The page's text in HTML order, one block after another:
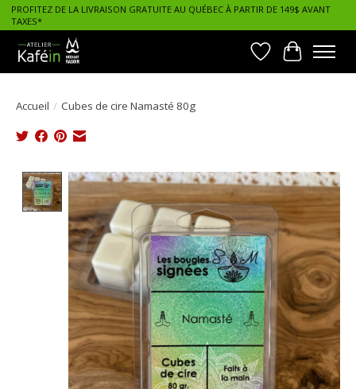
PROFITEZ DE LA LIVRAISON GRATUITE AU QUÉBEC À PARTIR DE 149$ AVANT
TAXES*
Liste dePanier
Accueil / Cubes de cire Namasté 80g
Product image slideshow Items